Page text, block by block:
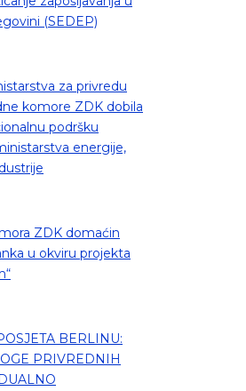
(SEDEP)
za privredu
komore ZDK dobila
podršku
energije,
ZDK domaćin
u okviru projekta
BERLINU:
PRIVREDNIH